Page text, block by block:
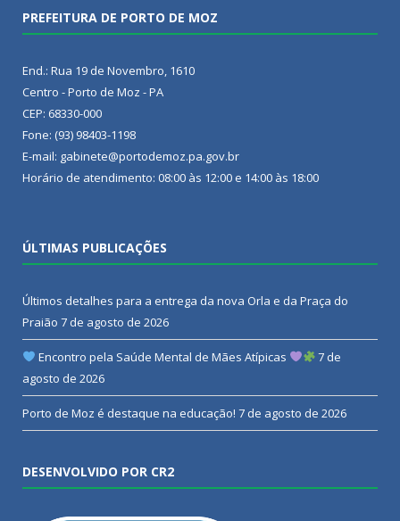
PREFEITURA DE PORTO DE MOZ
End.: Rua 19 de Novembro, 1610
Centro - Porto de Moz - PA
CEP: 68330-000
Fone: (93) 98403-1198
E-mail: gabinete@portodemoz.pa.gov.br
Horário de atendimento: 08:00 às 12:00 e 14:00 às 18:00
ÚLTIMAS PUBLICAÇÕES
Últimos detalhes para a entrega da nova Orla e da Praça do
Praião 7 de agosto de 2026
Encontro pela Saúde Mental de Mães Atípicas
7 de
agosto de 2026
Porto de Moz é destaque na educação! 7 de agosto de 2026
DESENVOLVIDO POR CR2